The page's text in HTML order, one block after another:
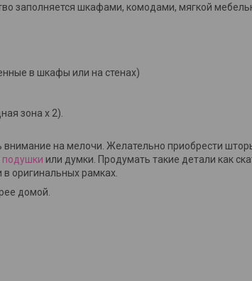
заполняется шкафами, комодами, мягкой
в шкафы или на стенах)
зона х 2).
на мелочи. Желательно приобрести
подушки или думки. Продумать такие детали как
оригинальных рамках.
домой.